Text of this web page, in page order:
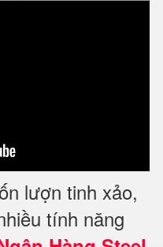
lượn tinh xảo,
tính năng